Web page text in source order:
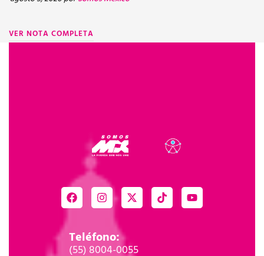
VER NOTA COMPLETA
Teléfono:
(55) 8004-0055